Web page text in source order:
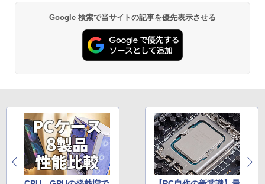
Google 検索で当サイトの記事を優先表示させる